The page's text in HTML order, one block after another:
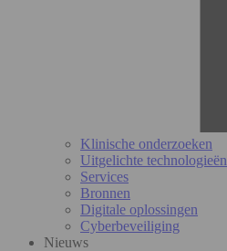
Klinische onderzoeken
Uitgelichte technologieën
Services
Bronnen
Digitale oplossingen
Cyberbeveiliging
Nieuws